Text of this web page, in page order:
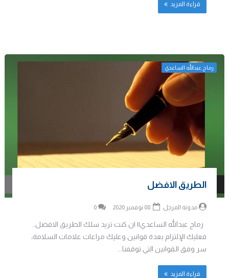
قراءة المزيد
رماح عبدالله الساعدي
الطريق الافضل
مدونة المرجل 0
رماح عبدالله الساعدي|| ان كنت تريد سلك الطريق الافضل..
فعليك الإلتزام بعدة قوانين وعليك مراعات علامات السلامة،
سر وفق القوانين التي توقفنا...
قراءة المزيد